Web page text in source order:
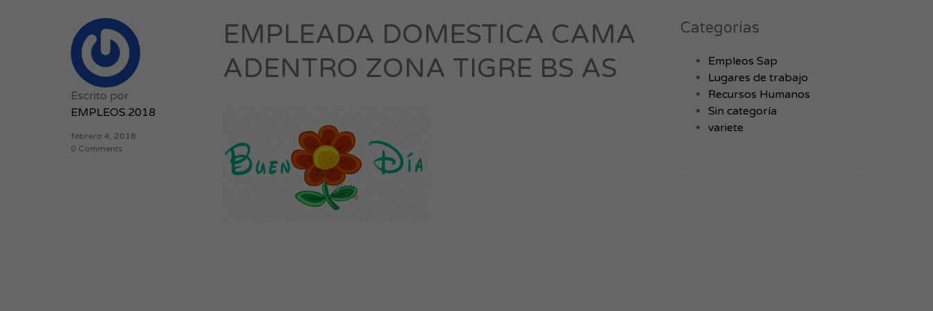
Escrito por
EMPLEOS.2018
febrero 4, 2018
0 Comments
EMPLEADA DOMESTICA CAMA
ADENTRO ZONA TIGRE BS AS
Categorías
Empleos Sap
Lugares de trabajo
Recursos Humanos
Sin categoría
variete